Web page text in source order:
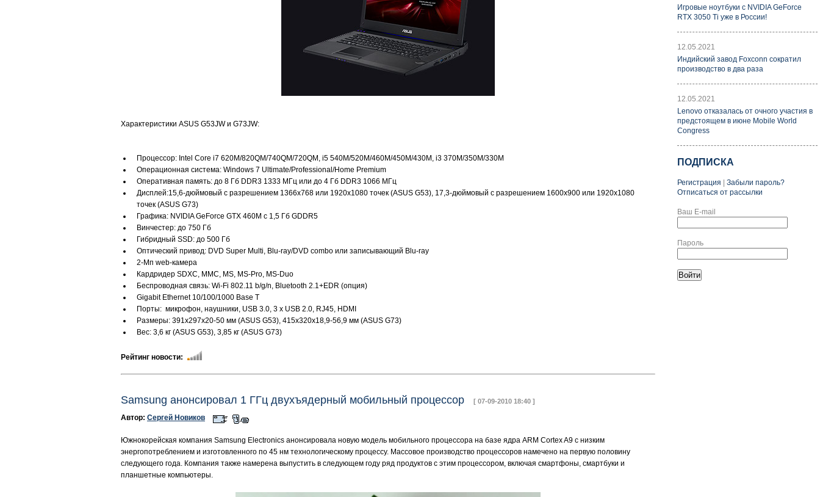
Характеристики ASUS G53JW и G73JW:
Процессор: Intel Core i7 620M/820QM/740QM/720QM, i5 540M/520M/460M/450M/430M, i3 370M/350M/330M
Операционная система: Windows 7 Ultimate/Professional/Home Premium
Оперативная память: до 8 Гб DDR3 1333 МГц или до 4 Гб DDR3 1066 МГц
Дисплей:15,6-дюймовый с разрешением 1366x768 или 1920x1080 точек (ASUS G53), 17,3-дюймовый с разрешением 1600x900 или 1920x1080
точек (ASUS G73)
Графика: NVIDIA GeForce GTX 460M с 1,5 Гб GDDR5
Винчестер: до 750 Гб
Гибридный SSD: до 500 Гб
Оптический привод: DVD Super Multi, Blu-ray/DVD combo или записывающий Blu-ray
2-Мп web-камера
Кардридер SDXC, MMC, MS, MS-Pro, MS-Duo
Беспроводная связь: Wi-Fi 802.11 b/g/n, Bluetooth 2.1+EDR (опция)
Gigabit Ethernet 10/100/1000 Base T
Порты: микрофон, наушники, USB 3.0, 3 x USB 2.0, RJ45, HDMI
Размеры: 391x297x20-50 мм (ASUS G53), 415x320x18,9-56,9 мм (ASUS G73)
Вес: 3,6 кг (ASUS G53), 3,85 кг (ASUS G73)
Рейтинг новости:
Samsung анонсировал 1 ГГц двухъядерный мобильный процессор [ 07-09-2010 18:40 ]
Автор: Сергей Новиков
Южнокорейская компания Samsung Electronics анонсировала новую модель мобильного процессора на базе ядра ARM Cortex A9 с низким
энергопотреблением и изготовленного по 45 нм технологическому процессу. Массовое производство процессоров намечено на первую половину
следующего года. Компания также намерена выпустить в следующем году ряд продуктов с этим процессором, включая смартфоны, смартбуки и
планшетные компьютеры.
Игровые ноутбуки с NVIDIA GeForce
RTX 3050 Ti уже в России!
12.05.2021
Индийский завод Foxconn сократил
производство в два раза
12.05.2021
Lenovo отказалась от очного участия в
предстоящем в июне Mobile World
Congress
ПОДПИСКА
Регистрация
Забыли пароль?
Отписаться от рассылки
Ваш E-mail
Пароль